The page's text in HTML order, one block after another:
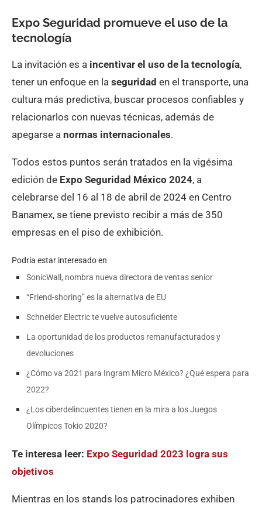
Expo Seguridad promueve el uso de la
tecnología
La invitación es a incentivar el uso de la tecnología,
tener un enfoque en la seguridad en el transporte, una
cultura más predictiva, buscar procesos confiables y
relacionarlos con nuevas técnicas, además de
apegarse a normas internacionales.
Todos estos puntos serán tratados en la vigésima
edición de Expo Seguridad México 2024, a
celebrarse del 16 al 18 de abril de 2024 en Centro
Banamex, se tiene previsto recibir a más de 350
empresas en el piso de exhibición.
Podría estar interesado en
SonicWall, nombra nueva directora de ventas senior
“Friend-shoring” es la alternativa de EU
Schneider Electric te vuelve autosuficiente
La oportunidad de los productos remanufacturados y
devoluciones
¿Cómo va 2021 para Ingram Micro México? ¿Qué espera para
2022?
¿Los ciberdelincuentes tienen en la mira a los Juegos
Olímpicos Tokio 2020?
Te interesa leer: Expo Seguridad 2023 logra sus
objetivos
Mientras en los stands los patrocinadores exhiben